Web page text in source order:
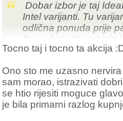
Dobar izbor je taj
Intel varijanti. Tu
odlična ponuda prije
2 u paketu (mi smo je
baterija.
Tocno taj i tocno ta akcija
Ono sto me uzasno
sam morao, istrazivati
se htio rijesiti moguce
je bila primarni razlog